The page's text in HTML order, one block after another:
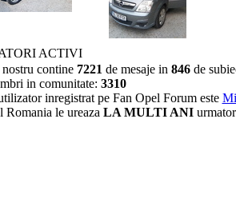
ACTIVI
contine 7221 de mesaje in 846de
in comunitate: 3310
inregistrat pe Fan Opel Forum este
Romania le ureaza LA MULTI ANI